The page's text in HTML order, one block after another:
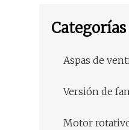
Categorías
Aspas de
Versión de
Motor